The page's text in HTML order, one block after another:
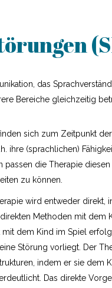
das
Bereiche gleichzeitig
sich zum Zeitpunkt
ihre (sprachlichen)
passen die Therapie
zu können.
wird entweder direkt,
Methoden mit dem
mit dem Kind im Spiel
Störung vorliegt. Der
indem er sie dem
Das direkte